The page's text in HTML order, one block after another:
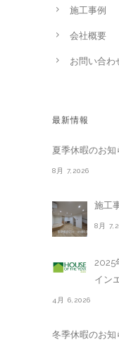
施工事例
会社概要
お問い合わ
最新情報
夏季休暇のお知
8月 7,2026
施工
8月
2025
イン
4月 6,2026
冬季休暇のお知